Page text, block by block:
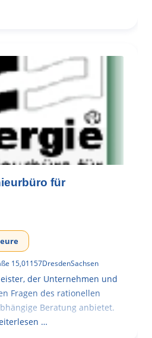
für
15,01157DresdenSachsen
der Unternehmen und
Fragen des rationellen
Beratung anbietet.
…